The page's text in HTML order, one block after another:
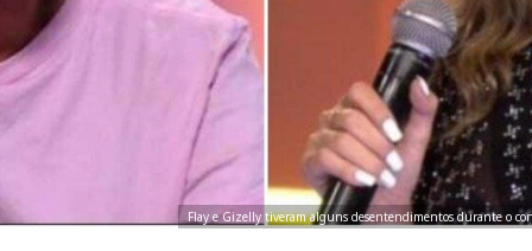
Flay e Gizelly tiveram alguns desentendimentos durante o